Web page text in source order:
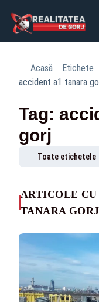
Acasă Etichete
accident a1 tanara
Tag:
gorj
Toate etichetele
ARTICOLE
TANARA